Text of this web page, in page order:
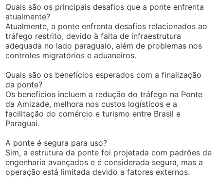
Quais são os principais desafios que a ponte enfrenta
atualmente?
Atualmente, a ponte enfrenta desafios relacionados ao
tráfego restrito, devido à falta de infraestrutura
adequada no lado paraguaio, além de problemas nos
controles migratórios e aduaneiros.
Quais são os benefícios esperados com a finalização
da ponte?
Os benefícios incluem a redução do tráfego na Ponte
da Amizade, melhora nos custos logísticos e a
facilitação do comércio e turismo entre Brasil e
Paraguai.
A ponte é segura para uso?
Sim, a estrutura da ponte foi projetada com padrões de
engenharia avançados e é considerada segura, mas a
operação está limitada devido a fatores externos.